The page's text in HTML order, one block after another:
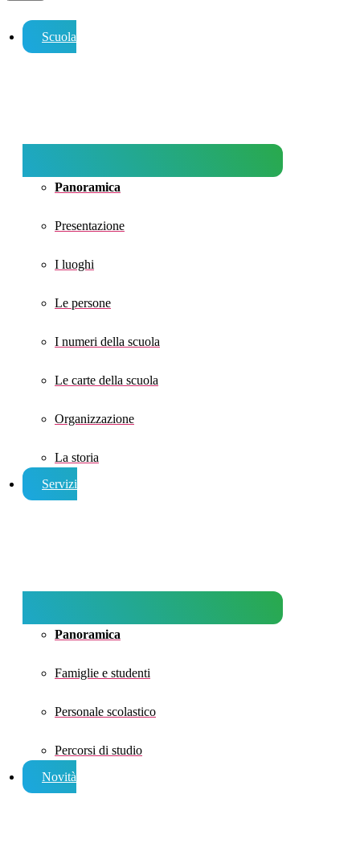
Scuola
Panoramica
Presentazione
I luoghi
Le persone
I numeri della scuola
Le carte della scuola
Organizzazione
La storia
Servizi
Panoramica
Famiglie e studenti
Personale scolastico
Percorsi di studio
Novità